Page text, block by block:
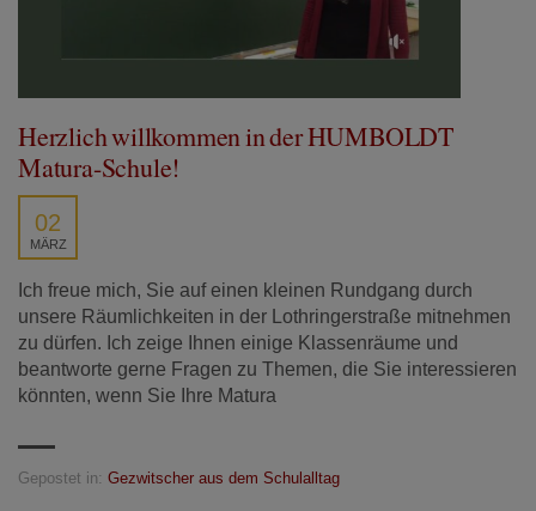
Herzlich willkommen in der HUMBOLDT
Matura-Schule!
02
MÄRZ
Ich freue mich, Sie auf einen kleinen Rundgang durch
unsere Räumlichkeiten in der Lothringerstraße mitnehmen
zu dürfen. Ich zeige Ihnen einige Klassenräume und
beantworte gerne Fragen zu Themen, die Sie interessieren
könnten, wenn Sie Ihre Matura
Gepostet in: Gezwitscher aus dem Schulalltag